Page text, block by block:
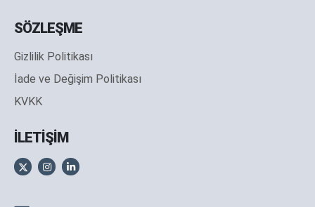
SÖZLEŞME
Gizlilik Politikası
İade ve Değişim Politikası
KVKK
İLETİŞİM